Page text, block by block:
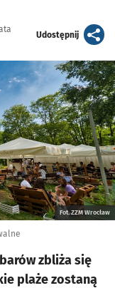
Udostępnijartykuł
Fot. ZZM Wrocław
zbliża się
plaże zostaną